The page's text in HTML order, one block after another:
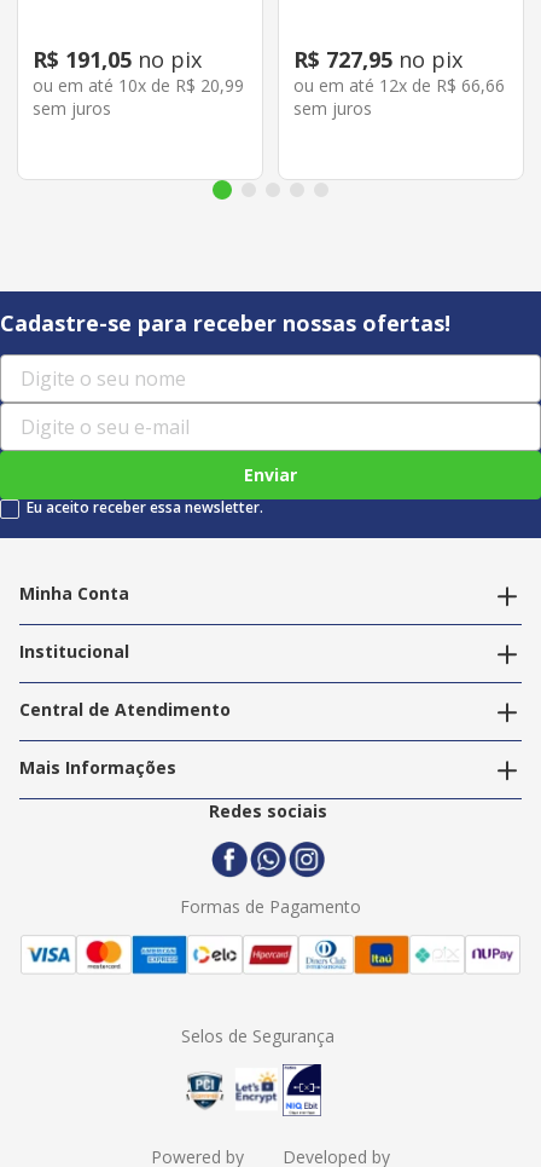
R$ 191,05 no pix
ou em até 10x de R$ 20,99
sem juros
R$ 727,95 no pix
ou em até 12x de R$ 66,66
sem juros
Cadastre-se para receber nossas ofertas!
Enviar
Eu aceito receber essa newsletter.
Minha Conta
Editar endereços
Institucional
Nossas Lojas
Trabalhe Conosco
Central de Atendimento
Política de Privacidade
Termos e Condições
Politica de Entrega
Mais Informações
2ª Via Nota Fiscal
Redes sociais
Formas de Pagamento
Selos de Segurança
Powered by Developed by